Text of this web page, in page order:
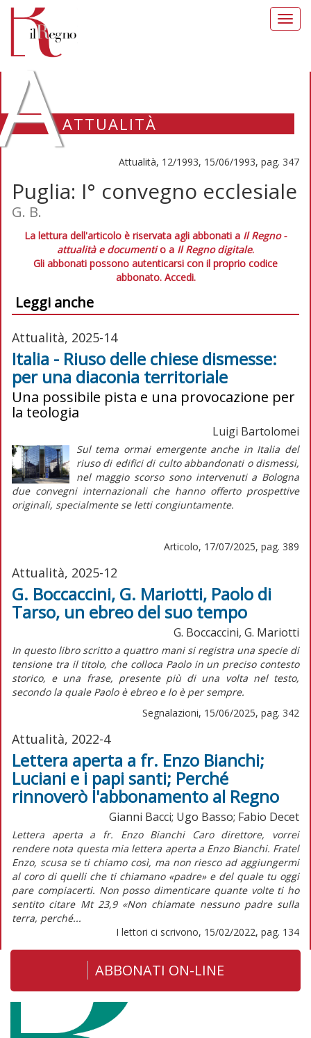
ATTUALITÀ
Attualità, 12/1993, 15/06/1993, pag. 347
Puglia: I° convegno ecclesiale
G. B.
La lettura dell'articolo è riservata agli abbonati a Il Regno -
attualità e documentio a Il Regno digitale.
Gli abbonati possono autenticarsi con il proprio codice
abbonato. Accedi.
Leggi anche
Attualità, 2025-14
Italia - Riuso delle chiese dismesse:
per una diaconia territoriale
Una possibile pista e una provocazione per
la teologia
Luigi Bartolomei
Sul tema ormai emergente anche in Italia del
riuso di edifici di culto abbandonati o dismessi,
nel maggio scorso sono intervenuti a Bologna
due convegni internazionali che hanno offerto prospettive
originali, specialmente se letti congiuntamente.
Articolo, 17/07/2025, pag. 389
Attualità, 2025-12
G. Boccaccini, G. Mariotti, Paolo di
Tarso, un ebreo del suo tempo
G. Boccaccini, G. Mariotti
In questo libro scritto a quattro mani si registra una specie di
tensione tra il titolo, che colloca Paolo in un preciso contesto
storico, e una frase, presente più di una volta nel testo,
secondo la quale Paolo è ebreo e lo è per sempre.
Segnalazioni, 15/06/2025, pag. 342
Attualità, 2022-4
Lettera aperta a fr. Enzo Bianchi;
Luciani e i papi santi; Perché
rinnoverò l'abbonamento al Regno
Gianni Bacci; Ugo Basso; Fabio Decet
Lettera aperta a fr. Enzo Bianchi Caro direttore, vorrei
rendere nota questa mia lettera aperta a Enzo Bianchi. Fratel
Enzo, scusa se ti chiamo così, ma non riesco ad aggiungermi
al coro di quelli che ti chiamano «padre» e del quale tu oggi
pare compiacerti. Non posso dimenticare quante volte ti ho
sentito citare Mt 23,9 «Non chiamate nessuno padre sulla
terra, perché...
I lettori ci scrivono, 15/02/2022, pag. 134
ABBONATI ON-LINE